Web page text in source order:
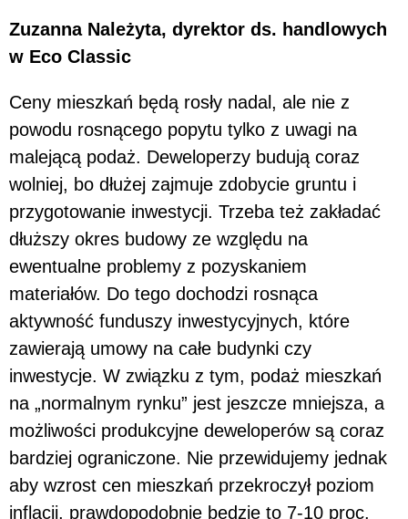
Zuzanna Należyta, dyrektor ds. handlowych
w Eco Classic
Ceny mieszkań będą rosły nadal, ale nie z
powodu rosnącego popytu tylko z uwagi na
malejącą podaż. Deweloperzy budują coraz
wolniej, bo dłużej zajmuje zdobycie gruntu i
przygotowanie inwestycji. Trzeba też zakładać
dłuższy okres budowy ze względu na
ewentualne problemy z pozyskaniem
materiałów. Do tego dochodzi rosnąca
aktywność funduszy inwestycyjnych, które
zawierają umowy na całe budynki czy
inwestycje. W związku z tym, podaż mieszkań
na „normalnym rynku” jest jeszcze mniejsza, a
możliwości produkcyjne deweloperów są coraz
bardziej ograniczone. Nie przewidujemy jednak
aby wzrost cen mieszkań przekroczył poziom
inflacji, prawdopodobnie będzie to 7-10 proc.